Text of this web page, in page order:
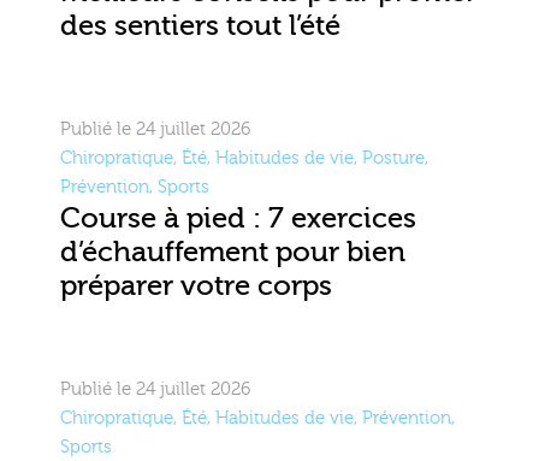
des sentiers tout l’été
Publié le 24 juillet 2026
Chiropratique, Été, Habitudes de vie, Posture,
Prévention, Sports
Course à pied : 7 exercices
d’échauffement pour bien
préparer votre corps
Publié le 24 juillet 2026
Chiropratique, Été, Habitudes de vie, Prévention,
Sports